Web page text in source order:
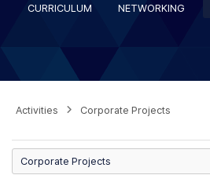
CURRICULUM NETWORKING
Activities Corporate Projects
Corporate Projects